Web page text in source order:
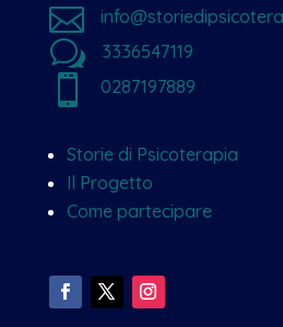

w 3336547119
 0287197889
Storie di Psicoterapia
Il Progetto
Come partecipare